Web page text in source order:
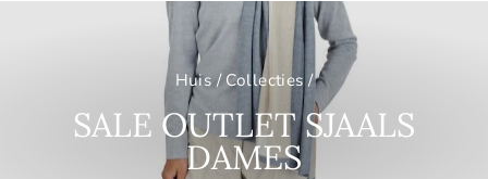
Huis / Collecties /
SALE OUTLET SJAALS
DAMES